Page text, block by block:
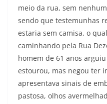
meio da rua, sem
sendo que testemunhas
estaria sem camisa, o
caminhando pela Rua
homem de 61 anos
estourou, mas negou ter
apresentava sinais de
pastosa, olhos